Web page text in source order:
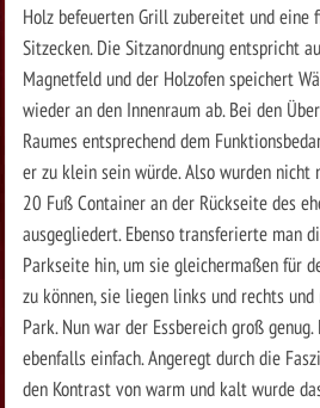
Holz befeuerten Grill zubereitet und eine
Sitzecken. Die Sitzanordnung entspricht
Magnetfeld und der Holzofen speichert
wieder an den Innenraum ab. Bei den
Raumes entsprechend dem
er zu klein sein würde. Also wurden nicht
20 Fuß Container an der Rückseite des
ausgegliedert. Ebenso transferierte man
Parkseite hin, um sie gleichermaßen für
zu können, sie liegen links und rechts
Park. Nun war der Essbereich groß
ebenfalls einfach. Angeregt durch die
den Kontrast von warm und kalt wurde